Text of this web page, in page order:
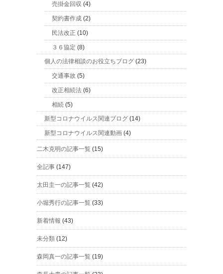
売掛金回収 (4)
契約書作成 (2)
民法改正 (10)
３６協定 (8)
個人の法律相談のお役立ちブログ (23)
交通事故 (5)
改正相続法 (6)
相続 (5)
新型コロナウイルス関連ブログ (14)
新型コロナウイルス関連動画 (4)
二木克明の記事一覧 (15)
全記事 (147)
太田圭一の記事一覧 (42)
小堀秀行の記事一覧 (33)
新着情報 (43)
未分類 (12)
森岡真一の記事一覧 (19)